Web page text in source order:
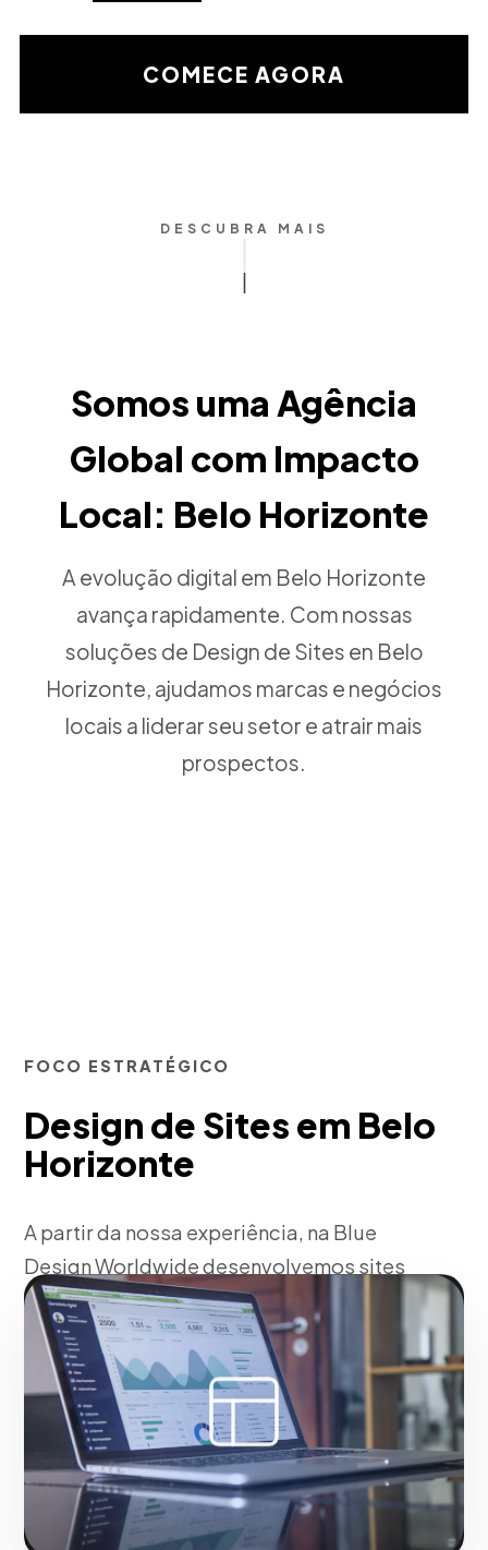
la
COMECE AGORA
DESCUBRA MAIS
Somos uma Agência
Global com Impacto
Local: Belo Horizonte
A evolução digital em Belo Horizonte
avança rapidamente. Com nossas
soluções de Design de Sites en Belo
Horizonte, ajudamos marcas e negócios
locais a liderar seu setor e atrair mais
prospectos.
FOCO ESTRATÉGICO
Design de Sites em Belo
Horizonte
A partir da nossa experiência, na Blue
Design Worldwide desenvolvemos sites
com arquiteturas técnicas otimizadas
para indexação e velocidade de
carregamento. Estruturamos o fluxo de
navegação do seu portal corporativo
considerando a psicologia do
consumidor, integrando tags semânticas
e hierarquia de informações que
maximizam a retenção de usuários e o